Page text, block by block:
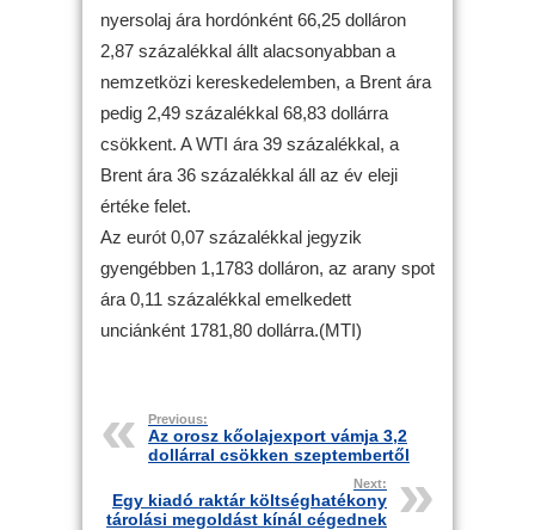
nyersolaj ára hordónként 66,25 dolláron
2,87 százalékkal állt alacsonyabban a
nemzetközi kereskedelemben, a Brent ára
pedig 2,49 százalékkal 68,83 dollárra
csökkent. A WTI ára 39 százalékkal, a
Brent ára 36 százalékkal áll az év eleji
értéke felet.
Az eurót 0,07 százalékkal jegyzik
gyengébben 1,1783 dolláron, az arany spot
ára 0,11 százalékkal emelkedett
unciánként 1781,80 dollárra.(MTI)
Previous:
Az orosz kőolajexport vámja 3,2
dollárral csökken szeptembertől
Next:
Egy kiadó raktár költséghatékony
tárolási megoldást kínál cégednek